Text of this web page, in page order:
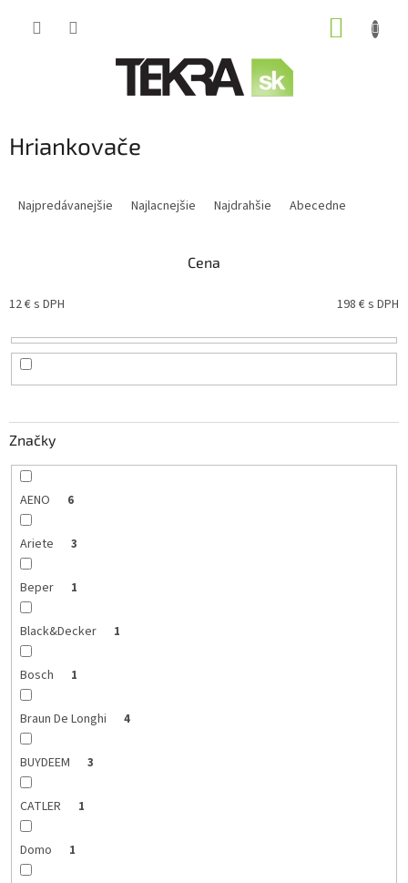
Hriankovače
e
r
d
k
t
o
Najpredávanejšie Najlacnejšie Najdrahšie Abecedne
Cena
12€ s DPH 198 € s DPH
Značky
AENO 6
Ariete 3
Beper 1
Black&Decker 1
Bosch 1
Braun De Longhi 4
BUYDEEM 3
CATLER 1
Domo 1